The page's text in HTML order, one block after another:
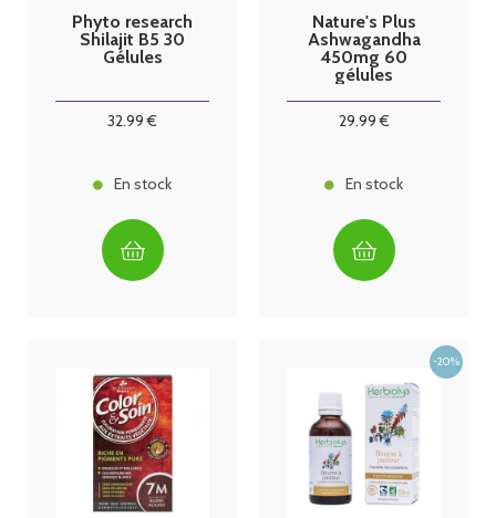
Phyto research
Shilajit B5 30
Gélules
32.99 €
En stock
Nature's Plus
Ashwagandha
450mg 60
gélules
29.99€
En stock